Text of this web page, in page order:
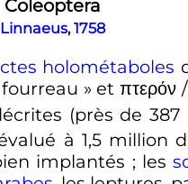
Coleoptera
Linnaeus,1758
holométaboles
fourreau » etπτερόν /
(près de387
à 1,5 million
implantés ; les